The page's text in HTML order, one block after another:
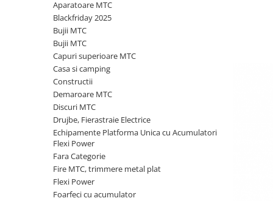
Drujbe electrice
Unelte electrice busteni
Mori cereale si batoze porumb
Batoze - mori desfacat porumb
Granulatoare
Mori pentru cereale
Mori pentru fructe si legume
Mori pentru furaje
Mori pentru furaje si resturi
Motoare granulatoare
Piese si accesorii mori
Aparatoare MTC
Blackfriday 2025
Bujii MTC
Bujii MTC
Capuri superioare MTC
Casa si camping
Constructii
Demaroare MTC
Discuri MTC
Drujbe, Fierastraie Electrice
Echipamente Platforma Unica cu Acumulatori
Flexi Power
Fara Categorie
Fire MTC, trimmere metal plat
Flexi Power
Foarfeci cu acumulator